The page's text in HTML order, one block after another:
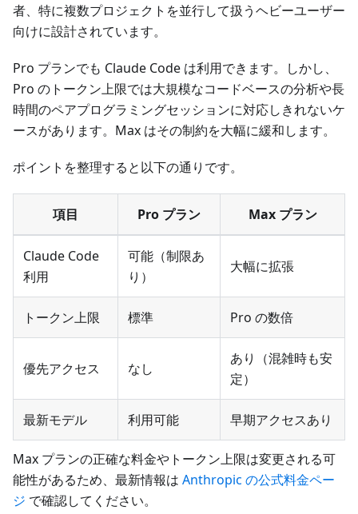
者、特に複数プロジェクトを並行して扱うヘビーユーザー
向けに設計されています。
Pro プランでも Claude Code は利用できます。しかし、
Pro のトークン上限では大規模なコードベースの分析や長
時間のペアプログラミングセッションに対応しきれないケ
ースがあります。Max はその制約を大幅に緩和します。
ポイントを整理すると以下の通りです。
項目 Pro プラン Max プラン
Claude Code
利用
可能（制限あ
り）
大幅に拡張
トークン上限 標準 Pro の数倍
優先アクセス なし
あり（混雑時も安
定）
最新モデル 利用可能 早期アクセスあり
Max プランの正確な料金やトークン上限は変更される可
能性があるため、最新情報は Anthropic の公式料金ペー
ジ で確認してください。